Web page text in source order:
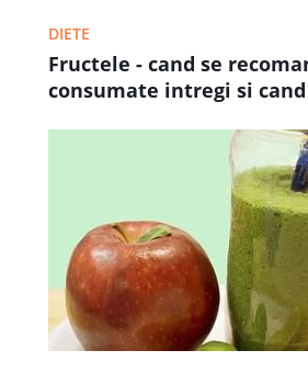
DIETE
Fructele - cand se
consumate intregi si